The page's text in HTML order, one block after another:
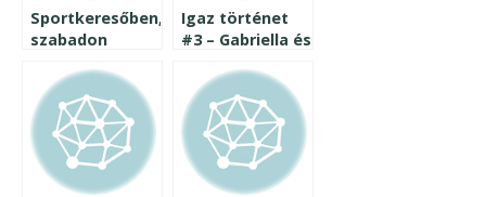
Sportkeresőben,
szabadon
Igaz történet
#3 – Gabriella és
inzulinrezisztencia